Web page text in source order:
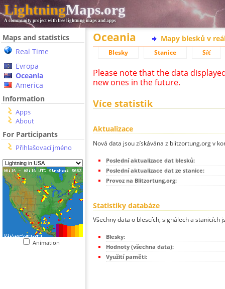
LightningMaps.org
A community project with free lightning maps and apps
Maps and statistics
Real Time
Evropa
Oceania
America
Information
Apps
About
For Participants
Přihlašovací jméno
Animation
Oceania Mapy blesků v
Blesky Stanice Síť
Please note that the data
new ones in the future.
Více statistik
Aktualizace
Nová data jsou získávána z blitzortung.org v
Poslední aktualizace dat blesků:
Poslední aktualizace dat ze stanice:
Provoz na Blitzortung.org:
Statistiky databáze
Všechny data o blescích, signálech a
Blesky:
Hodnoty (všechna data):
Využití paměti: